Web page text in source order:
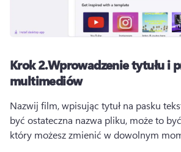
Krok 2.Wprowadzenie tytułu i
multimediów
Nazwij film, wpisując tytuł na pasku
być ostateczna nazwa pliku, może to
który możesz zmienić w dowolnym